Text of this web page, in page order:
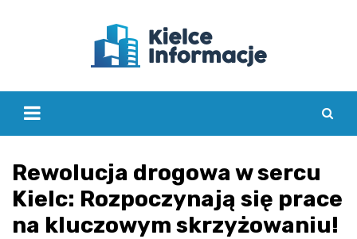
Rewolucja drogowa w sercu
Kielc: Rozpoczynają się prace
na kluczowym skrzyżowaniu!